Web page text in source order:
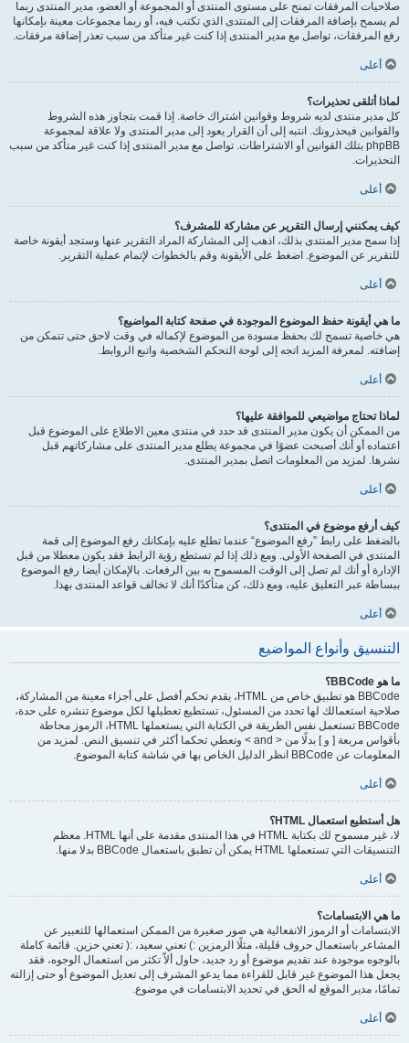
صلاحيات المرفقات تمنح على مستوى المنتدى أو المجموعة أو العضو، مدير المنتدى ربما
لم يسمح بإضافة المرفقات إلى المنتدى الذي تكتب فيه، أو ربما مجموعات معينة بإمكانها
رفع المرفقات، تواصل مع مدير المنتدى إذا كنت غير متأكد من سبب تعذر إضافة مرفقات.
أعلى
لماذا أتلقى تحذيرات؟
كل مدير منتدى لديه شروط وقوانين اشتراك خاصة. إذا قمت بتجاوز هذه الشروط
والقوانين فيحذرونك. انتبه إلى أن القرار يعود إلى مدير المنتدى ولا علاقة لمجموعة
phpBB بتلك القوانين أو الاشتراطات. تواصل مع مدير المنتدى إذا كنت غير متأكد من سبب
التحذيرات.
أعلى
كيف يمكنني إرسال التقرير عن مشاركة للمشرف؟
إذا سمح مدير المنتدى بذلك، اذهب إلى المشاركة المراد التقرير عنها وستجد أيقونة خاصة
للتقرير عن الموضوع. اضغط على الأيقونة وقم بالخطوات لإتمام عملية التقرير.
أعلى
ما هي أيقونة حفظ الموضوع الموجودة في صفحة كتابة المواضيع؟
هي خاصية تسمح لك بحفظ مسودة من الموضوع لإكماله في وقت لاحق حتى تتمكن من
إضافته. لمعرفة المزيد اتجه إلى لوحة التحكم الشخصية واتبع الروابط.
أعلى
لماذا تحتاج مواضيعي للموافقة عليها؟
من الممكن أن يكون مدير المنتدى قد حدد في منتدى معين الاطلاع على الموضوع قبل
اعتماده أو أنك أصبحت عضوًا في مجموعة يطلع مدير المنتدى على مشاركاتهم قبل
نشرها. لمزيد من المعلومات اتصل بمدير المنتدى.
أعلى
كيف أرفع موضوع في المنتدى؟
بالضغط على رابط ”رفع الموضوع“ عندما تطلع عليه بإمكانك رفع الموضوع إلى قمة
المنتدى في الصفحة الأولى. ومع ذلك إذا لم تستطع رؤية الرابط فقد يكون معطلا من قبل
الإدارة أو أنك لم تصل إلى الوقت المسموح به بين الرفعات. بالإمكان أيضا رفع الموضوع
ببساطة عبر التعليق عليه، ومع ذلك، كن متأكدًا أنك لا تخالف قواعد المنتدى بهذا.
أعلى
التنسيق وأنواع المواضيع
ما هو BBCode؟
BBCode هو تطبيق خاص من HTML، يقدم تحكم أفصل على أجزاء معينة من المشاركة،
صلاحية استعمالك لها تحدد من المسئول، تستطيع تعطيلها لكل موضوع تنشره على حدة،
BBCode تستعمل نفس الطريقة في الكتابة التي يستعملها HTML، الرموز محاطة
بأقواس مربعة [ و ] بدلًا من < and > وتعطي تحكما أكثر في تنسيق النص. لمزيد من
المعلومات عن BBCode انظر الدليل الخاص بها في شاشة كتابة الموضوع.
أعلى
هل أستطيع استعمال HTML؟
لا، غير مسموح لك بكتابة HTML في هذا المنتدى مقدمة على أنها HTML. معظم
التنسيقات التي تستعملها HTML يمكن أن تطبق باستعمال BBCode بدلا منها.
أعلى
ما هي الابتسامات؟
الابتسامات أو الرموز الانفعالية هي صور صغيرة من الممكن استعمالها للتعبير عن
المشاعر باستعمال حروف قليلة، مثلًا الرمزين :) تعني سعيد، :( تعني حزين. قائمة كاملة
بالوجوه موجودة عند تقديم موضوع أو رد جديد، حاول ألاّ تكثر من استعمال الوجوه، فقد
يجعل هذا الموضوع غير قابل للقراءة مما يدعو المشرف إلى تعديل الموضوع أو حتى إزالته
تمامًا، مدير الموقع له الحق في تحديد الابتسامات في موضوع.
أعلى